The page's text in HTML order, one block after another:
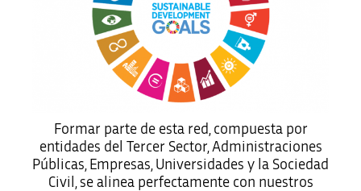
Formar parte de esta red, compuesta por
entidades del Tercer Sector, Administraciones
Públicas, Empresas, Universidades y la Sociedad
Civil, se alinea perfectamente con nuestros